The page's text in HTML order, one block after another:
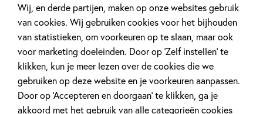
Wij, en derde partijen, maken op onze websites gebruik
van cookies. Wij gebruiken cookies voor het bijhouden
van statistieken, om voorkeuren op te slaan, maar ook
voor marketing doeleinden. Door op ‘Zelf instellen’ te
klikken, kun je meer lezen over de cookies die we
gebruiken op deze website en je voorkeuren aanpassen.
Door op ‘Accepteren en doorgaan’ te klikken, ga je
akkoord met het gebruik van alle categorieën cookies
Oplossing ‘De schaduwroof’
puzzel!
Lees meer
Ons
regent ganzen’
Lees meer